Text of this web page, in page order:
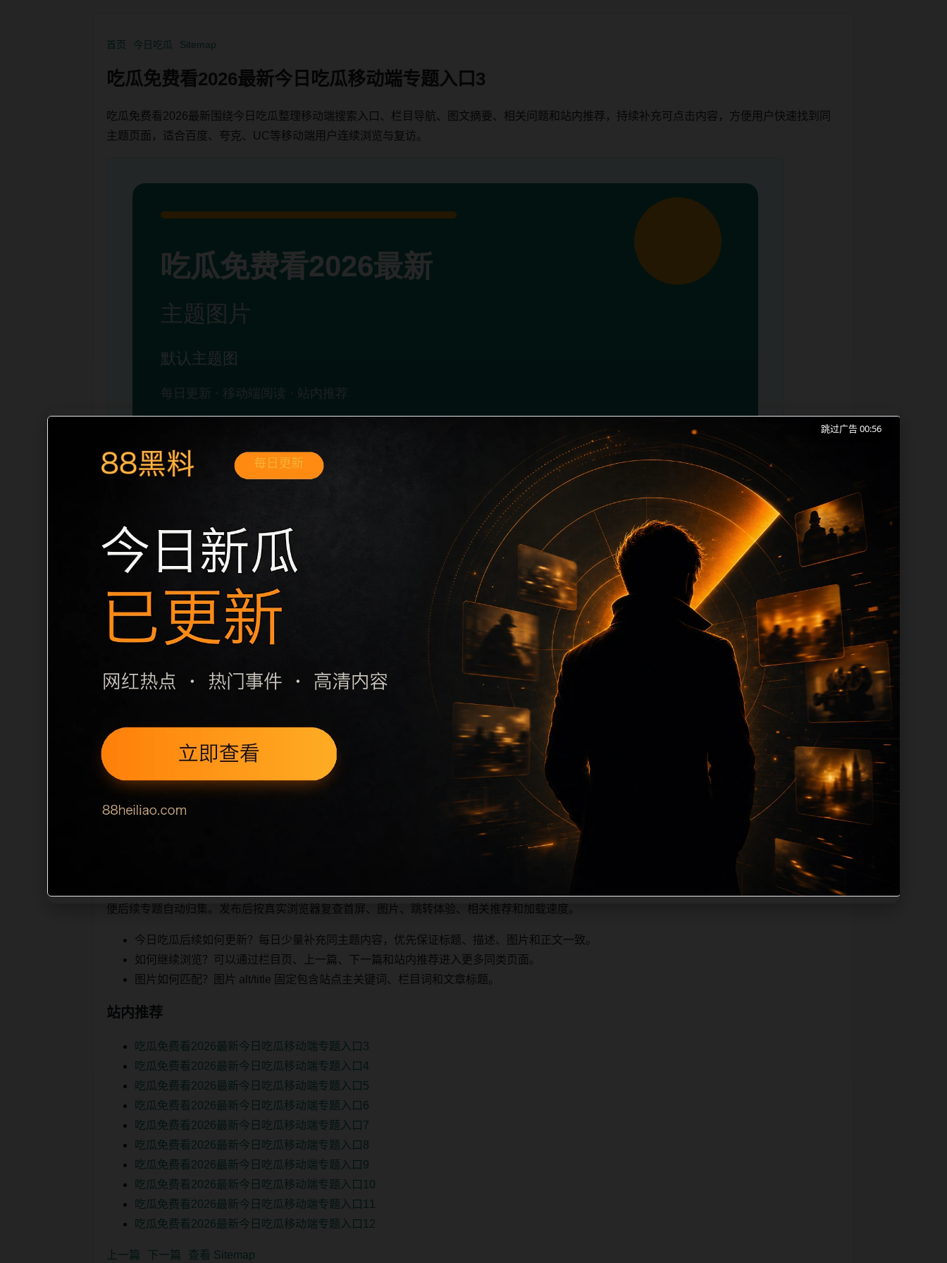
首页 今日吃瓜 Sitemap
吃瓜免费看2026最新今日吃瓜移动端专题入口3
吃瓜免费看2026最新围绕今日吃瓜整理移动端搜索入口、栏目导航、图文摘要、相关问题和站内推荐，持续补充可点击内容，方便用户快速找到同
主题页面，适合百度、夸克、UC等移动端用户连续浏览与复访。
吃瓜免费看2026最新今日吃瓜移动端专题入口3面向移动端用户的连续浏览场景整理，核心围绕吃瓜免费看2026最新、今日吃瓜和同类长尾需求展
开。页面先给出清晰主题，再把相关入口、同类推荐和上下文说明放在同一层级，减少用户来回搜索的成本。内容更新时优先保留真实可点击入口、
稳定标题、明确描述和本地主题图，避免只堆关键词而没有可读信息。第3篇内容用于补齐栏目深度，同时帮助 sitemap、栏目页、首页推荐形成更
自然的内链关系。图片说明统一绑定站点主关键词、栏目词和文章标题，让搜索引擎能够从标题、正文、图片 alt、title
栏目内容归集
之间识别一致主题。后续每日采集时，建议继续执行远程图片本地化、坏图默认图兜底、标题去重和 description 长度过滤。如果同一主题下有多个
相近页面，应通过不同角度补充事件背景、访问场景、相关问题或专题入口，降低站群页面之间的重复感。页面底部保留同类推荐、上一篇下一篇和
sitemap 入口，保证重要页面点击深度尽量控制在三次以内。正文维护时可按用户搜索路径补充三类信息：入口是否稳定、同栏目还有哪些可继续阅
读、移动端打开时图片和摘要是否一致。每次新增内容后同步检查标题、description、canonical、主题图、alt、title和推荐链接，确保页面既能被搜
索引擎理解，也能让真实
用户顺着栏目继续浏览。同站连续更新时避免重复标题和重复首段，优先补充不同关键词、不同栏目词和不同问题角度。栏目页则保留清晰入口，方
便后续专题自动归集。发布后按真实浏览器复查首屏、图片、跳转体验、相关推荐和加载速度。
今日吃瓜后续如何更新？每日少量补充同主题内容，优先保证标题、描述、图片和正文一致。
如何继续浏览？可以通过栏目页、上一篇、下一篇和站内推荐进入更多同类页面。
图片如何匹配？图片 alt/title 固定包含站点主关键词、栏目词和文章标题。
站内推荐
吃瓜免费看2026最新今日吃瓜移动端专题入口3
吃瓜免费看2026最新今日吃瓜移动端专题入口4
吃瓜免费看2026最新今日吃瓜移动端专题入口5
吃瓜免费看2026最新今日吃瓜移动端专题入口6
吃瓜免费看2026最新今日吃瓜移动端专题入口7
吃瓜免费看2026最新今日吃瓜移动端专题入口8
吃瓜免费看2026最新今日吃瓜移动端专题入口9
吃瓜免费看2026最新今日吃瓜移动端专题入口10
吃瓜免费看2026最新今日吃瓜移动端专题入口11
吃瓜免费看2026最新今日吃瓜移动端专题入口12
上一篇 下一篇 查看 Sitemap
跳过广告 00:56